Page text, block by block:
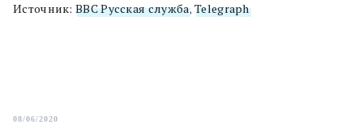
Источник: BBC Русская служба,Telegraph
08/06/2020